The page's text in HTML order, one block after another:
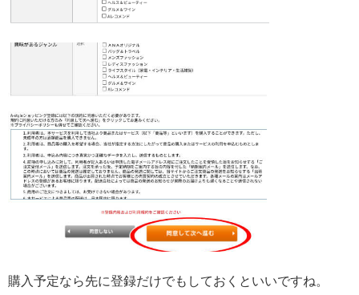
購入予定なら先に登録だけでもしておくといいですね。